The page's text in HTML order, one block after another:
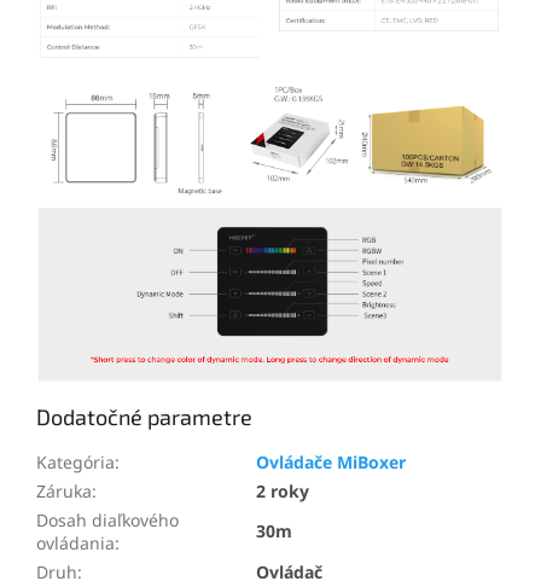
Dodatočné parametre
Kategória:
Ovládače MiBoxer
Záruka:
2 roky
Dosah diaľkového
ovládania:
30m
Druh:
Ovládač